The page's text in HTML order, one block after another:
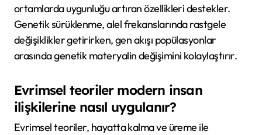
ortamlarda uygunluğu artıran özellikleri destekler.
Genetik sürüklenme, alel frekanslarında rastgele
değişiklikler getirirken, gen akışı popülasyonlar
arasında genetik materyalin değişimini kolaylaştırır.
Evrimsel teoriler modern insan
ilişkilerine nasıl uygulanır?
Evrimsel teoriler, hayatta kalma ve üreme ile